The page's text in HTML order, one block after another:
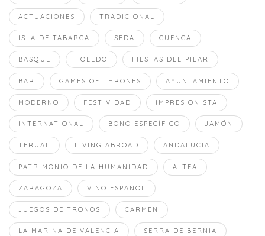
ACTUACIONES TRADICIONAL
ISLA DE TABARCA SEDA CUENCA
BASQUE TOLEDO FIESTAS DEL PILAR
BAR GAMES OF THRONES AYUNTAMIENTO
MODERNO FESTIVIDAD IMPRESIONISTA
INTERNATIONAL BONO ESPECÍFICO JAMÓN
TERUAL LIVING ABROAD ANDALUCIA
PATRIMONIO DE LA HUMANIDAD ALTEA
ZARAGOZA VINO ESPAÑOL
JUEGOS DE TRONOS CARMEN
LA MARINA DE VALENCIA SERRA DE BERNIA